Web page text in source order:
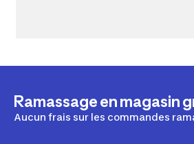
Ramassage en magasin
Aucun frais sur les commandes